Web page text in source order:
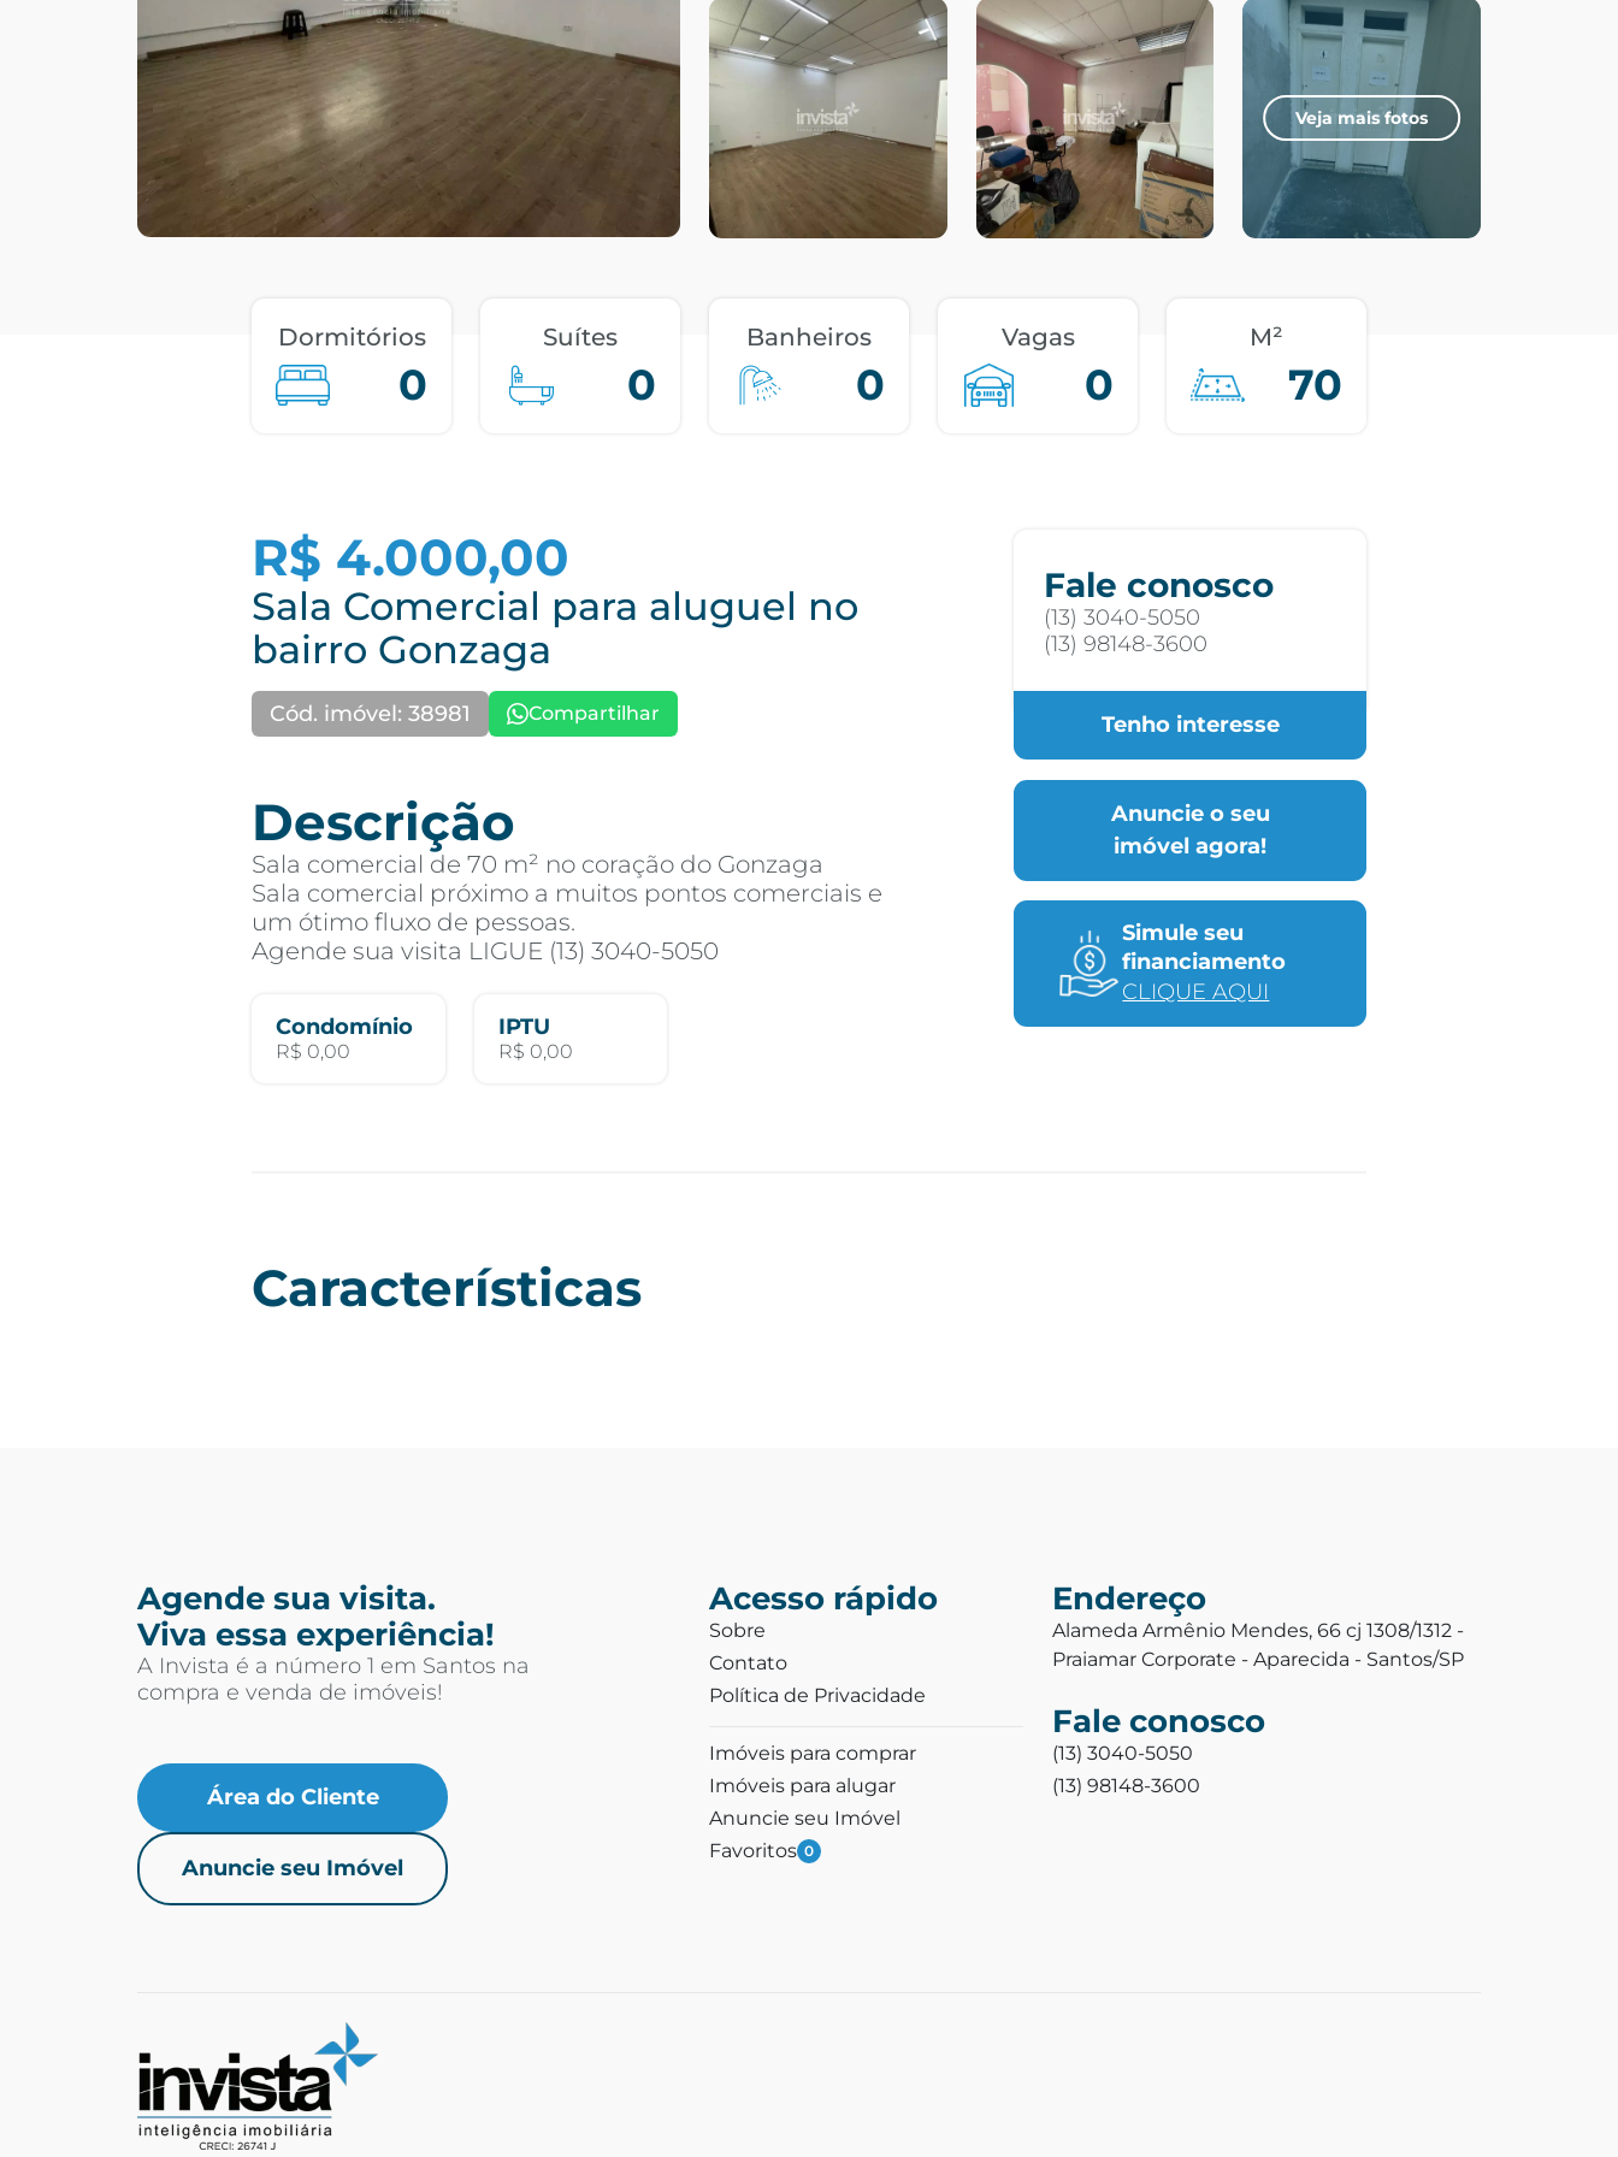
Veja mais fotos
Dormitórios
0
Suítes
0
Banheiros
0
Vagas
0
M²
70
R$ 4.000,00
Sala Comercial para aluguel no
bairro Gonzaga
Cód. imóvel: 38981 Compartilhar
Descrição
Sala comercial de 70 m² no coração do Gonzaga
Sala comercial próximo a muitos pontos comerciais e
um ótimo fluxo de pessoas.
Agende sua visita LIGUE (13) 3040-5050
Condomínio
R$ 0,00
IPTU
R$ 0,00
Fale conosco
(13) 3040-5050
(13) 98148-3600
Tenho interesse
Anuncie o seu
imóvel agora!
Simule seu
financiamento
CLIQUE AQUI
Características
Agende sua visita.
Viva essa experiência!
A Invista é a número 1 em Santos na
compra e venda de imóveis!
Área do Cliente
Anuncie seu Imóvel
Acesso rápido
Sobre
Contato
Política de Privacidade
Imóveis para comprar
Imóveis para alugar
Anuncie seu Imóvel
Favoritos 0
Endereço
Alameda Armênio Mendes, 66 cj 1308/1312 -
Praiamar Corporate - Aparecida - Santos/SP
Fale conosco
(13) 3040-5050
(13) 98148-3600